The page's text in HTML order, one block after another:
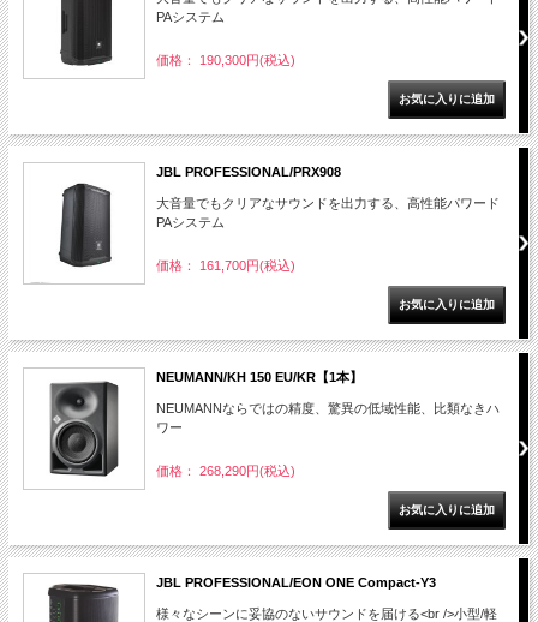
PAシステム
価格： 190,300円(税込)
JBL PROFESSIONAL/PRX908
大音量でもクリアなサウンドを出力する、高性能パワード
PAシステム
価格： 161,700円(税込)
NEUMANN/KH 150 EU/KR【1本】
NEUMANNならではの精度、驚異の低域性能、比類なきハ
ワー
価格： 268,290円(税込)
JBL PROFESSIONAL/EON ONE Compact-Y3
様々なシーンに妥協のないサウンドを届ける<br />小型/軽